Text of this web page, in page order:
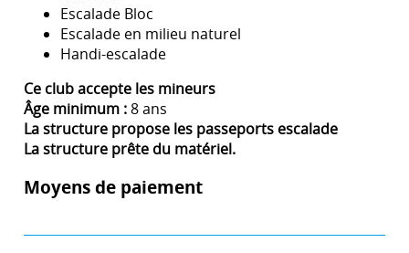
Escalade Bloc
Escalade en milieu naturel
Handi-escalade
Ce club accepte les mineurs
Âge minimum :8 ans
La structure propose les passeports escalade
La structure prête du matériel.
Moyens de paiement